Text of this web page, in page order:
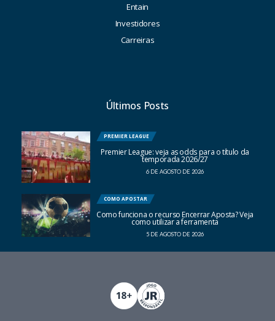
Entain
Investidores
Carreiras
Últimos Posts
PREMIER LEAGUE
Premier League: veja as odds para o título da
temporada 2026/27
6 DE AGOSTO DE 2026
COMO APOSTAR
Como funciona o recurso Encerrar Aposta? Veja
como utilizar a ferramenta
5 DE AGOSTO DE 2026